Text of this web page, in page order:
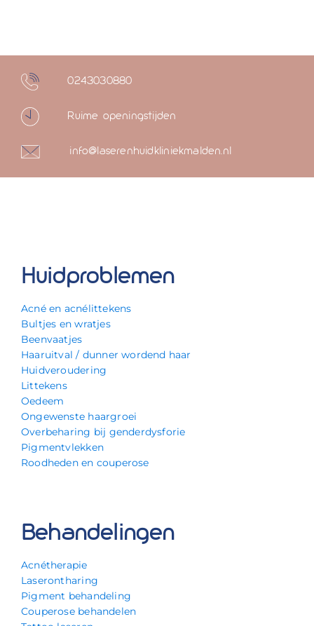
0243030880
Ruime openingstijden
info@laserenhuidkliniekmalden.nl
Huidproblemen
Acné en acnélittekens
Bultjes en wratjes
Beenvaatjes
Haaruitval / dunner wordend haar
Huidveroudering
Littekens
Oedeem
Ongewenste haargroei
Overbeharing bij genderdysforie
Pigmentvlekken
Roodheden en couperose
Behandelingen
Acnétherapie
Laserontharing
Pigment behandeling
Couperose behandelen